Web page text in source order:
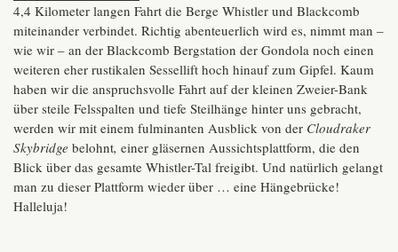
4,4 Kilometer langen Fahrt die Berge Whistler und Blackcomb
miteinander verbindet. Richtig abenteuerlich wird es, nimmt man –
wie wir – an der Blackcomb Bergstation der Gondola noch einen
weiteren eher rustikalen Sessellift hoch hinauf zum Gipfel. Kaum
haben wir die anspruchsvolle Fahrt auf der kleinen Zweier-Bank
über steile Felsspalten und tiefe Steilhänge hinter uns gebracht,
werden wir mit einem fulminanten Ausblick von der Cloudraker
Skybridge belohnt, einer gläsernen Aussichtsplattform, die den
Blick über das gesamte Whistler-Tal freigibt. Und natürlich gelangt
man zu dieser Plattform wieder über … eine Hängebrücke!
Halleluja!